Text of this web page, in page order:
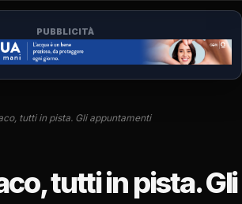
PUBBLICITÀ
tutti in pista. Gli appuntamenti
tutti in pista.